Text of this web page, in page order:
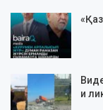
и